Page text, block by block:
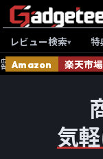
レビュー検索▾ 特
広
告 Amazon 楽天市場
気